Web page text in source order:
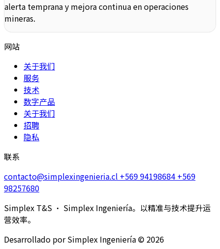
alerta temprana y mejora continua en operaciones
mineras.
网站
关于我们
服务
技术
数字产品
关于我们
招聘
隐私
联系
contacto@simplexingenieria.cl +569 94198684 +569
98257680
Simplex T&S · Simplex Ingeniería。以精准与技术提升运
营效率。
Desarrollado por Simplex Ingeniería © 2026